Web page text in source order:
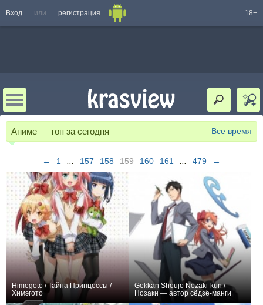
Вход или регистрация 18+
Аниме — топ за сегодня Все время
← 1 157 158 159 160 161 479 →
Himegoto / Тайна Принцессы /
Химэгото
0 13
Gekkan Shoujo Nozaki-kun /
Нозаки — автор сёдзё-манги